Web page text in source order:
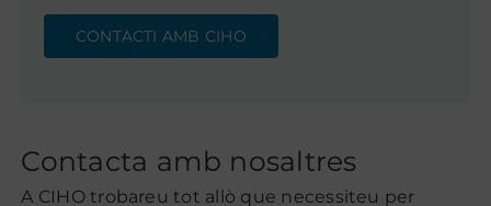
CONTACTI AMB CIHO
Contacta amb nosaltres
A CIHO trobareu tot allò que necessiteu per